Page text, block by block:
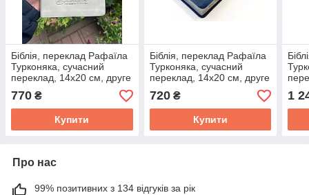
Біблія, переклад Рафаїла
Турконяка, сучасний
переклад, 14х20 см, друге
видання, шкірзамінник,
індекси, золото.
770 ₴
Купити
Біблія, переклад Рафаїла
Турконяка, сучасний
переклад, 14х20 см, друге
видання, шкірзамінник,
індекси, золото.
720₴
Купити
1
Про нас
99% позитивних з 134 відгуків за рік